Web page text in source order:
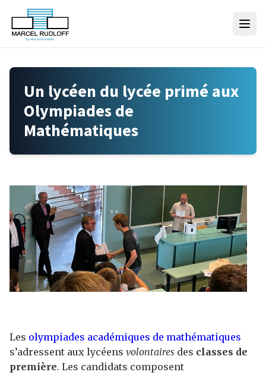
Skip to content
Un lycéen du lycée primé aux
Olympiades de
Mathématiques
Les olympiades académiques de mathématiques
s’adressent aux lycéens volontaires des classes de
première. Les candidats composent